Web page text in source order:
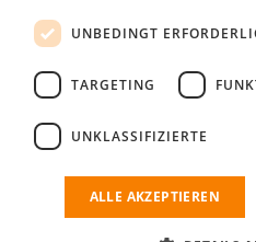
Angemeldet bleiben
Passwort vergessen?
Kostenloses
Wenn Sie sich registriert haben,
passenden Mitarbeiter zu finden.
UNBEDINGT
TARGETING
UNKLASSIFIZIERTE
ALLE AKZEPTIEREN